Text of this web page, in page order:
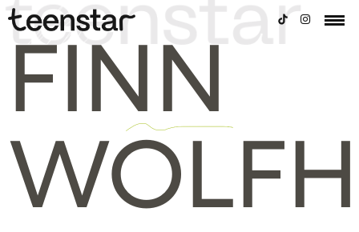
FINN